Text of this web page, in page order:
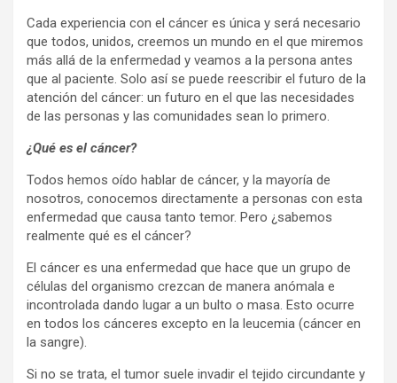
Cada experiencia con el cáncer es única y será necesario
que todos, unidos, creemos un mundo en el que miremos
más allá de la enfermedad y veamos a la persona antes
que al paciente. Solo así se puede reescribir el futuro de la
atención del cáncer: un futuro en el que las necesidades
de las personas y las comunidades sean lo primero.
¿Qué es el cáncer?
Todos hemos oído hablar de cáncer, y la mayoría de
nosotros, conocemos directamente a personas con esta
enfermedad que causa tanto temor. Pero ¿sabemos
realmente qué es el cáncer?
El cáncer es una enfermedad que hace que un grupo de
células del organismo crezcan de manera anómala e
incontrolada dando lugar a un bulto o masa. Esto ocurre
en todos los cánceres excepto en la leucemia (cáncer en
la sangre).
Si no se trata, el tumor suele invadir el tejido circundante y